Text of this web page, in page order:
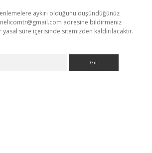
aykırı olduğunu düşündüğünüz
adresine bildirmeniz
süre içerisinde sitemizden kaldırılacaktır.